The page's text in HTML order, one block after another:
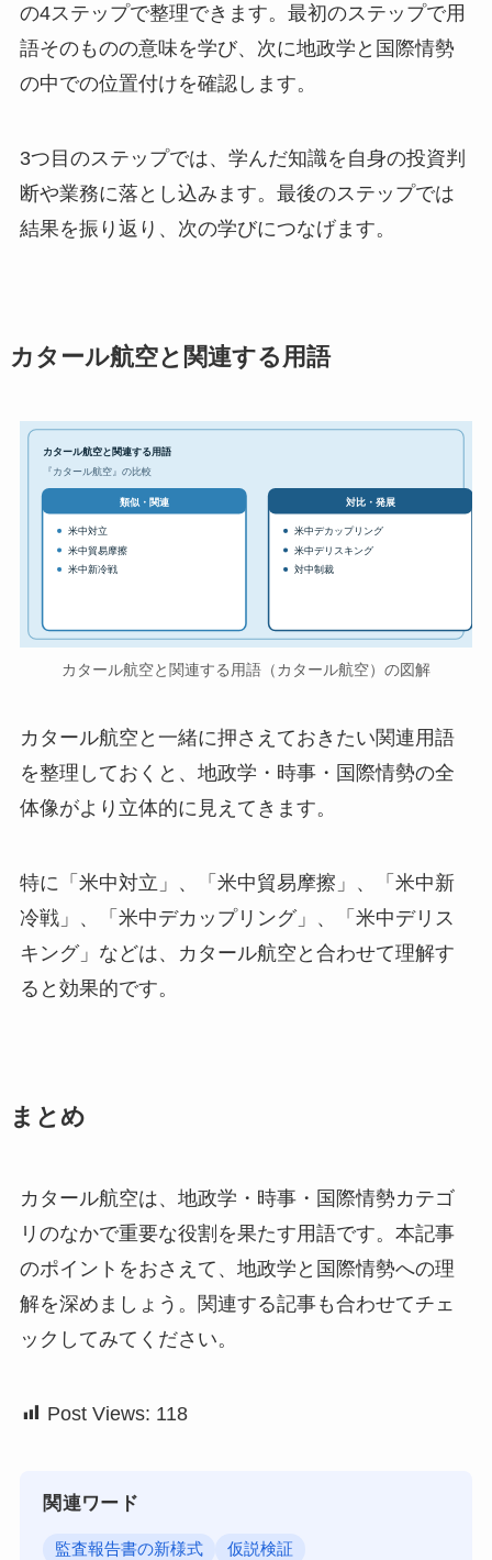
の4ステップで整理できます。最初のステップで用
語そのものの意味を学び、次に地政学と国際情勢
の中での位置付けを確認します。
3つ目のステップでは、学んだ知識を自身の投資判
断や業務に落とし込みます。最後のステップでは
結果を振り返り、次の学びにつなげます。
カタール航空と関連する用語
カタール航空と関連する用語
『カタール航空』の比較
類似・関連
米中対立
米中貿易摩擦
米中新冷戦
対比・発展
米中デカップリング
米中デリスキング
対中制裁
カタール航空と関連する用語（カタール航空）の図解
カタール航空と一緒に押さえておきたい関連用語
を整理しておくと、地政学・時事・国際情勢の全
体像がより立体的に見えてきます。
特に「米中対立」、「米中貿易摩擦」、「米中新
冷戦」、「米中デカップリング」、「米中デリス
キング」などは、カタール航空と合わせて理解す
ると効果的です。
まとめ
カタール航空は、地政学・時事・国際情勢カテゴ
リのなかで重要な役割を果たす用語です。本記事
のポイントをおさえて、地政学と国際情勢への理
解を深めましょう。関連する記事も合わせてチェ
ックしてみてください。
Post Views: 118
関連ワード
監査報告書の新様式 仮説検証